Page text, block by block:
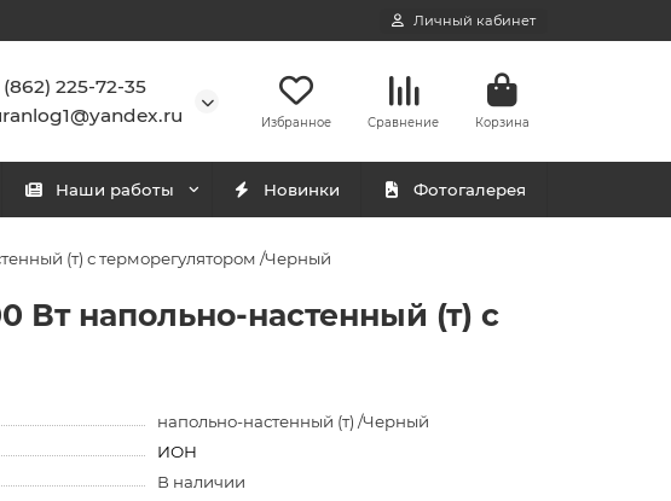
Личный кабинет
(862) 225-72-35
Избранное Сравнение Корзина
Наши работы Новинки Фотогалерея
(т) с терморегулятором /Черный
Вт напольно-настенный (т) с
напольно-настенный (т) /Черный
ИОН
В наличии